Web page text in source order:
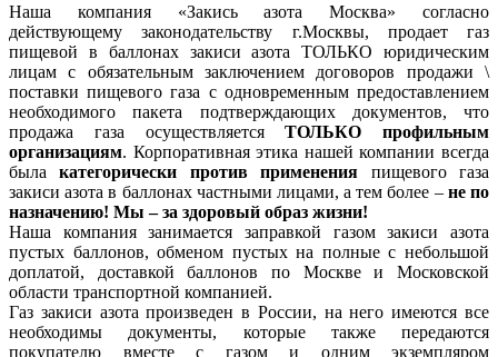
Наша компания «Закись азота Москва» согласно
действующему законодательству г.Москвы, продает газ
пищевой в баллонах закиси азота ТОЛЬКО юридическим
лицам с обязательным заключением договоров продажи \
поставки пищевого газа с одновременным предоставлением
необходимого пакета подтверждающих документов, что
продажа газа осуществляетсяТОЛЬКО профильным
организациям. Корпоративная этика нашей компании всегда
былакатегорически против применения пищевого газа
закиси азота в баллонах частными лицами, а тем более – не по
назначению! Мы – за здоровый образ жизни!
Наша компания занимается заправкой газом закиси азота
пустых баллонов, обменом пустых на полные с небольшой
доплатой, доставкой баллонов по Москве и Московской
области транспортной компанией.
Газ закиси азота произведен в России, на него имеются все
необходимы документы, которые также передаются
покупателю вместе с газом и одним экземпляром